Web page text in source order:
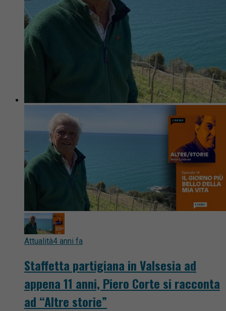
Attualità4 anni fa
Staffetta partigiana in Valsesia ad
appena 11 anni, Piero Corte si racconta
ad “Altre storie”